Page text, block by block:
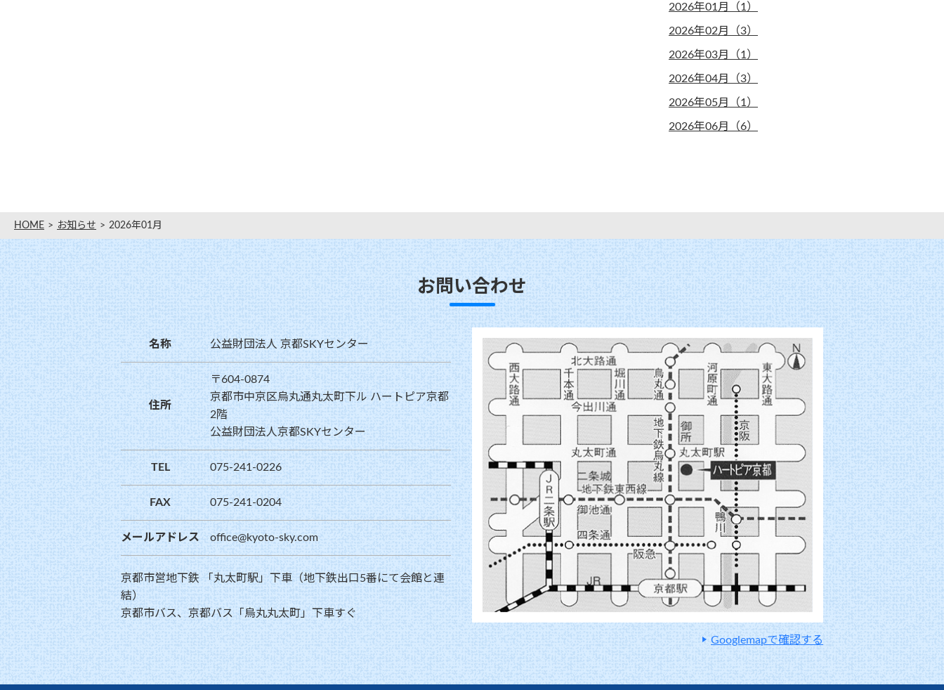
2026年01月（1）
2026年02月（3）
2026年03月（1）
2026年04月（3）
2026年05月（1）
2026年06月（6）
HOME お知らせ 2026年01月
お問い合わせ
名称 公益財団法人 京都SKYセンター
住所
〒604-0874
京都市中京区烏丸通丸太町下ル ハートピア京都
2階
公益財団法人京都SKYセンター
TEL 075-241-0226
FAX 075-241-0204
メールアドレス office@kyoto-sky.com
京都市営地下鉄 「丸太町駅」下車（地下鉄出口5番にて会館と連
結）
京都市バス、京都バス「烏丸丸太町」下車すぐ
Googlemapで確認する